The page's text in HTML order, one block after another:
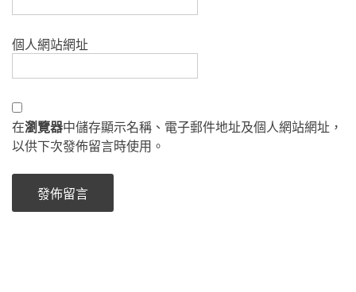
個人網站網址
在瀏覽器中儲存顯示名稱、電子郵件地址及個人網站網址，
以供下次發佈留言時使用。